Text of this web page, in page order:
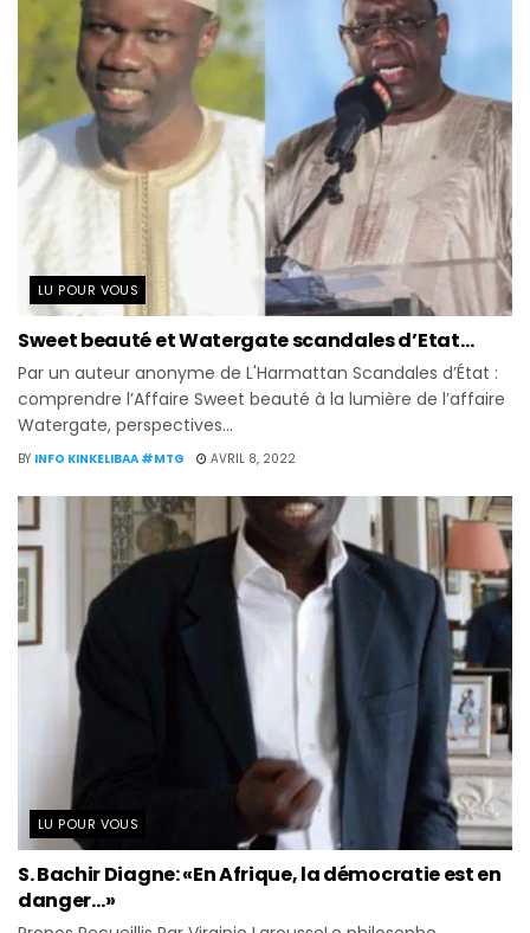
LU POUR VOUS
Sweet beauté et Watergate scandales d’Etat…
Par un auteur anonyme de L'Harmattan Scandales d’État :
comprendre l’Affaire Sweet beauté à la lumière de l’affaire
Watergate, perspectives...
BY INFO KINKELIBAA #MTG AVRIL 8, 2022
LU POUR VOUS
S. Bachir Diagne: «En Afrique, la démocratie est en
danger…»